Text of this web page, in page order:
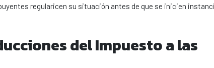
regularicen su situación antes de que se inicien
del Impuesto a las